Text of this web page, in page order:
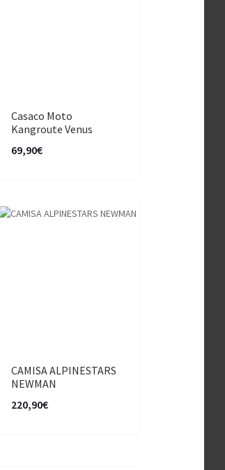
Casaco Moto
Kangroute Venus
69,90€
CAMISA ALPINESTARS
NEWMAN
220,90€